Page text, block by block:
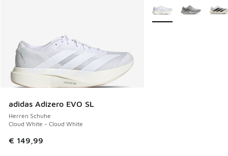
adidas Adizero EVO SL
Herren Schuhe
Cloud White - Cloud White
€ 149,99
Weitere Farben